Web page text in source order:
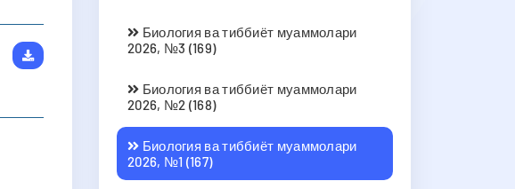
Биология ва тиббиёт муаммолари
2026, №3 (169)
Биология ва тиббиёт муаммолари
2026, №2 (168)
Биология ва тиббиёт муаммолари
2026, №1 (167)